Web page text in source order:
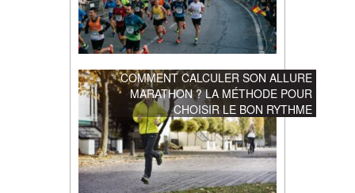
COMMENT CALCULER SON ALLURE
MARATHON ? LA MÉTHODE POUR
CHOISIR LE BON RYTHME